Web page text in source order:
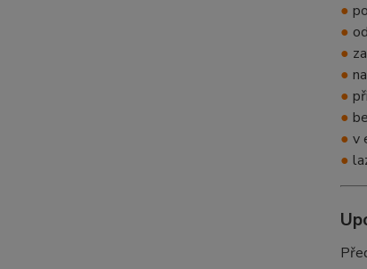
●
●
●
●
●
●
● v
●